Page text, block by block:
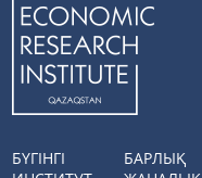
БҮГІНГІ
БАРЛЫҚ